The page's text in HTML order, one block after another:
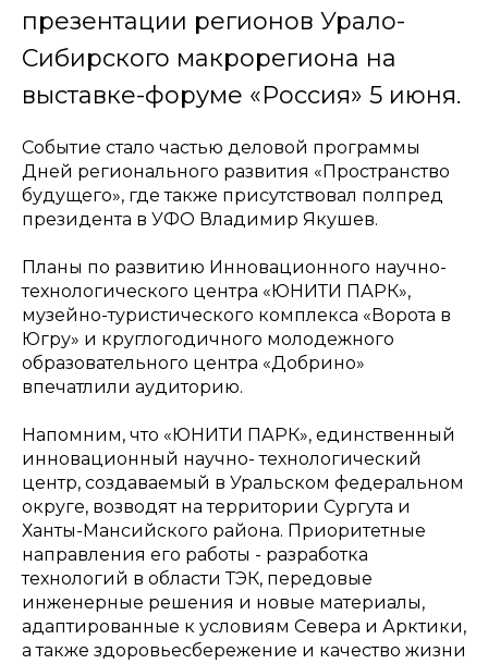
презентации регионов Урало-
Сибирского макрорегиона на
выставке-форуме «Россия» 5 июня.
Событие стало частью деловой программы
Дней регионального развития «Пространство
будущего», где также присутствовал полпред
президента в УФО Владимир Якушев.
Планы по развитию Инновационного научно-
технологического центра «ЮНИТИ ПАРК»,
музейно-туристического комплекса «Ворота в
Югру» и круглогодичного молодежного
образовательного центра «Добрино»
впечатлили аудиторию.
Напомним, что «ЮНИТИ ПАРК», единственный
инновационный научно- технологический
центр, создаваемый в Уральском федеральном
округе, возводят на территории Сургута и
Ханты-Мансийского района. Приоритетные
направления его работы - разработка
технологий в области ТЭК, передовые
инженерные решения и новые материалы,
адаптированные к условиям Севера и Арктики,
а также здоровьесбережение и качество жизни